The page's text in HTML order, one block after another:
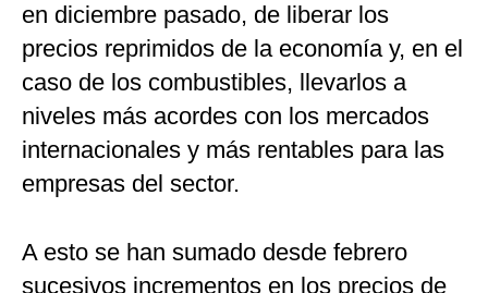
en diciembre pasado, de liberar los
precios reprimidos de la economía y, en el
caso de los combustibles, llevarlos a
niveles más acordes con los mercados
internacionales y más rentables para las
empresas del sector.
A esto se han sumado desde febrero
sucesivos incrementos en los precios de